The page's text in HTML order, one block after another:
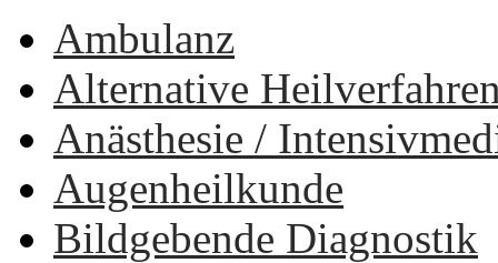
Ambulanz
Alternative
Anästhesie /
Augenheilkunde
Bildgebende Diagnostik